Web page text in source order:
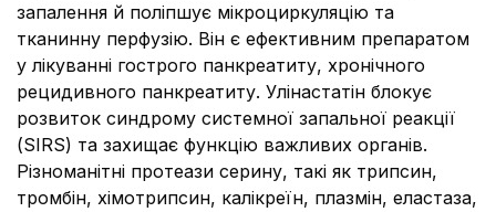
запалення й поліпшує мікроциркуляцію та
тканинну перфузію. Він є ефективним препаратом
у лікуванні гострого панкреатиту, хронічного
рецидивного панкреатиту. Улінастатін блокує
розвиток синдрому системної запальної реакції
(SIRS) та захищає функцію важливих органів.
Різноманітні протеази серину, такі як трипсин,
тромбін, хімотрипсин, калікреїн, плазмін, еластаза,